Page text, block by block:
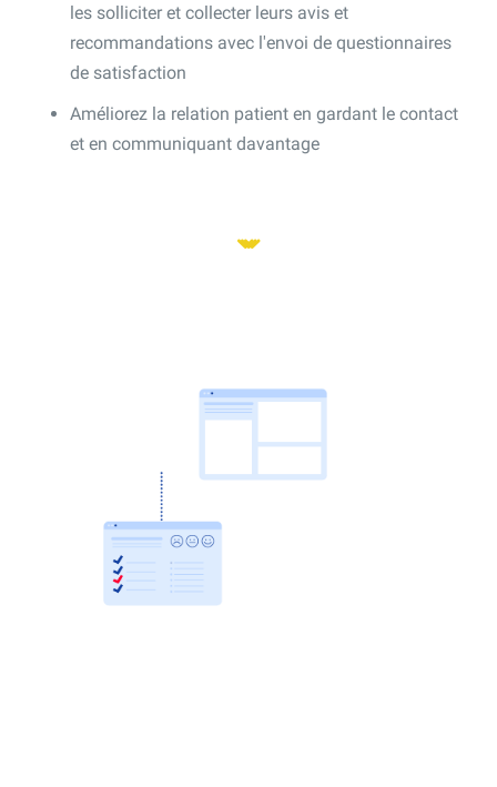
les solliciter et collecter leurs avis et
recommandations avec l'envoi de questionnaires
de satisfaction
Améliorez la relation patient en gardant le contact
et en communiquant davantage